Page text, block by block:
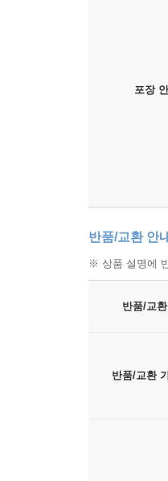
포장
반품/교환 안
※ 상품 설명에
반품/교
반품/교환